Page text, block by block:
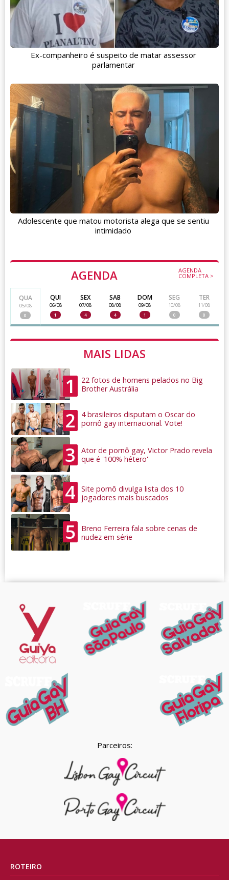
AGENDA AGENDA
COMPLETA >
QUA
05/08
0
QUI
06/08
1
SEX
07/08
4
SAB
08/08
4
DOM
09/08
1
SEG
10/08
0
TER
11/08
0
MAIS LIDAS
1
22 fotos de homens pelados no Big
Brother Austrália
2
4 brasileiros disputam o Oscar do
pornô gay internacional. Vote!
3
Ator de pornô gay, Victor Prado revela
que é '100% hétero'
4
Site pornô divulga lista dos 10
jogadores mais buscados
5
Breno Ferreira fala sobre cenas de
nudez em série
Ex-companheiro é suspeito de matar assessor
parlamentar
Adolescente que matou motorista alega que se sentiu
intimidado
Parceiros:
ROTEIRO